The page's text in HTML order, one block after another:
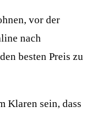
vor der
nach
besten Preis zu
Klaren sein, dass